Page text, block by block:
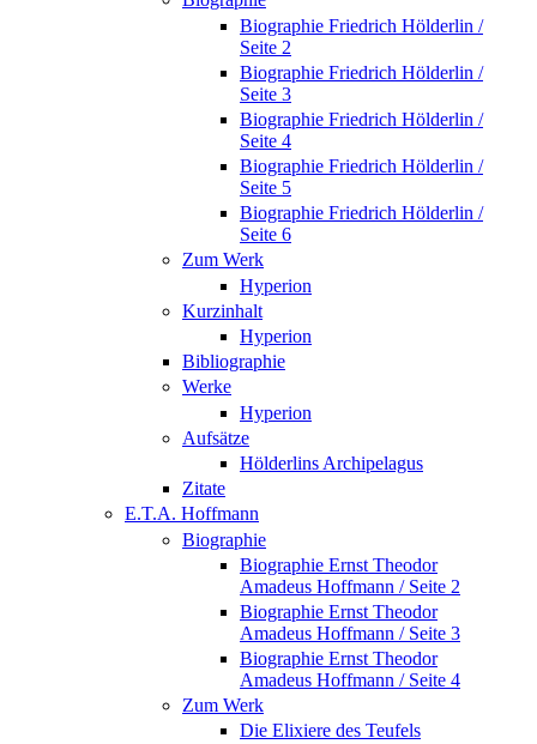
Biographie Friedrich Hölderlin /
Seite 2
Biographie Friedrich Hölderlin /
Seite 3
Biographie Friedrich Hölderlin /
Seite 4
Biographie Friedrich Hölderlin /
Seite 5
Biographie Friedrich Hölderlin /
Seite 6
Zum Werk
Hyperion
Kurzinhalt
Hyperion
Bibliographie
Werke
Hyperion
Aufsätze
Hölderlins Archipelagus
Zitate
E.T.A. Hoffmann
Biographie
Biographie Ernst Theodor
Amadeus Hoffmann / Seite 2
Biographie Ernst Theodor
Amadeus Hoffmann / Seite 3
Biographie Ernst Theodor
Amadeus Hoffmann / Seite 4
Zum Werk
Die Elixiere des Teufels